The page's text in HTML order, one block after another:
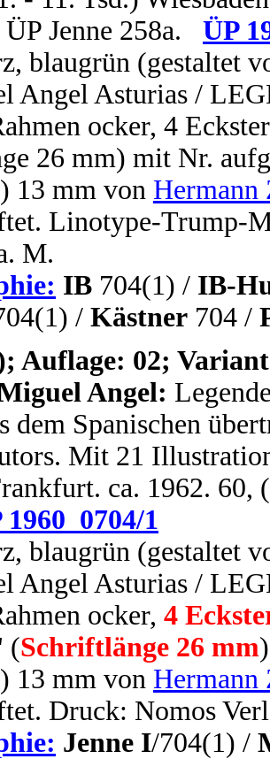
Jenne 258a.
ÜP
blaugrün (gestaltet
Angel Asturias /
ocker, 4
26 mm) mit Nr.
) 13 mm von Hermann
Linotype-Trump-
M.
IB 704(1) / IB-
/ Kästner 704 /
Auflage: 02;
Angel:
dem Spanischen
Mit 21
ca. 1962. 60,
1960_0704/1
blaugrün (gestaltet
Angel Asturias /
ocker, 4
(Schriftlänge 26 mm
) 13 mm von Hermann
Druck: Nomos
Jenne I/704(1) /